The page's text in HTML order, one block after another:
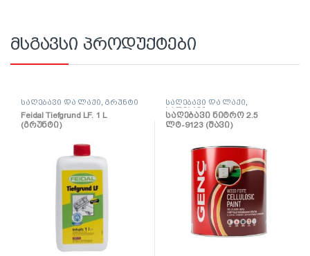
მსგავსი პროდუქტები
საღებავი და ლაქი, გრუნტი
Feidal Tiefgrund LF. 1 L
(გრუნტი)
საღებავი და ლაქი,
საღებავი
საღებავი ნიტრო 2.5
ლტ-9123 (შავი)